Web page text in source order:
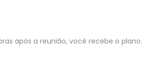
após a reunião, você recebe o plano.